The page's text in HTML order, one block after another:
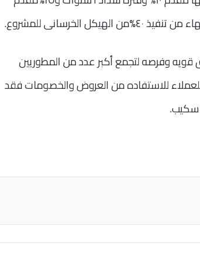
وفرصه لتجمع أكبر عدد من المطوريين
للاستفاده من العروض والخصومات فقد
سكيب.